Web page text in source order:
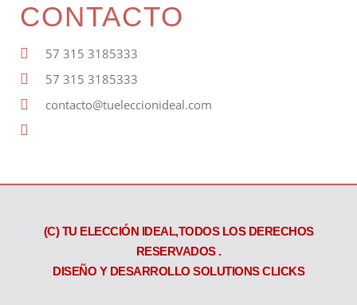
CONTACTO
57 315 3185333
57 315 3185333
contacto@tueleccionideal.com
(C) TU ELECCIÓN IDEAL,TODOS LOS DERECHOS
RESERVADOS .
DISEÑO Y DESARROLLO SOLUTIONS CLICKS